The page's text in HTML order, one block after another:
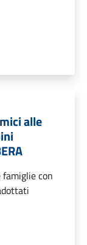
alle
con